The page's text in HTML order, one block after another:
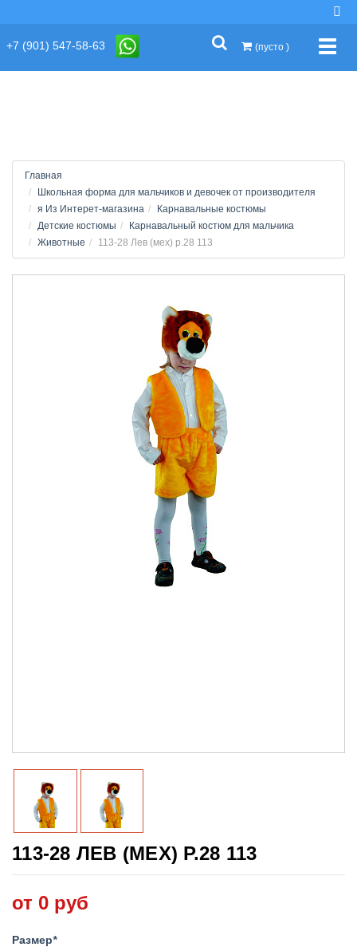
+7 (901) 547-58-63 (пусто )
Главная
Школьная форма для мальчиков и девочек от производителя
я Из Интерет-магазина
Карнавальные костюмы
Детские костюмы
Карнавальный костюм для мальчика
Животные
113-28 Лев (мех) р.28 113
113-28 ЛЕВ (МЕХ) Р.28 113
от 0 руб
Размер*